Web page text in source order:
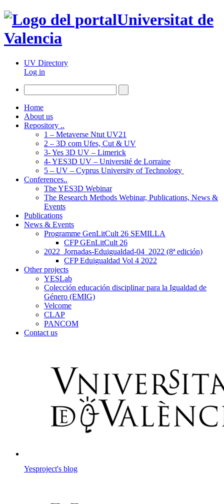
Universitat de
Valencia
UV Directory
Log in
Home
About us
Repository ..
1 – Metaverse Ntut UV21
2 – 3D com Ufes, Cut & UV
3- Yes 3D UV – Limerick
4- YES3D UV – Université de Lorraine
5 – UV – Cyprus University of Technology
Conferences..
The YES3D Webinar
The Research Methods Webinar, Publications, News &
Events
Publications
News & Events
Programme GenLitCult 26 SEMILLA
CFP GEnLitCult 26
2022_Jornadas-Eduigualdad-04_2022 (8ª edición)
CFP Eduigualdad Vol 4 2022
Other projects
YESLab
Colección educación disciplinar para la Igualdad de
Género (EMIG)
Velcome
CLAP
PANCOM
Contact us
Yesproject's blog